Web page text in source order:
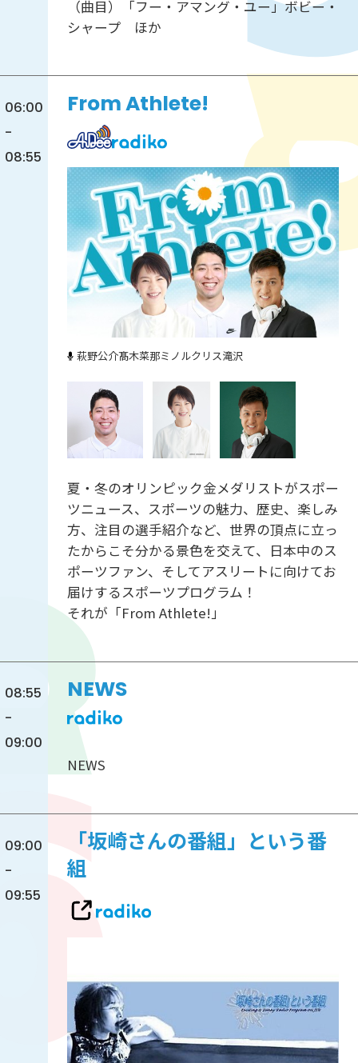
（曲目）「フー・アマング・ユー」ボビー・
シャープ ほか
06:00
-
08:55
From Athlete!
萩野公介髙木菜那ミノルクリス滝沢
夏・冬のオリンピック金メダリストがスポー
ツニュース、スポーツの魅力、歴史、楽しみ
方、注目の選手紹介など、世界の頂点に立っ
たからこそ分かる景色を交えて、日本中のス
ポーツファン、そしてアスリートに向けてお
届けするスポーツプログラム！
それが「From Athlete!」
08:55
-
09:00
NEWS
NEWS
09:00
-
09:55
「坂崎さんの番組」という番
組